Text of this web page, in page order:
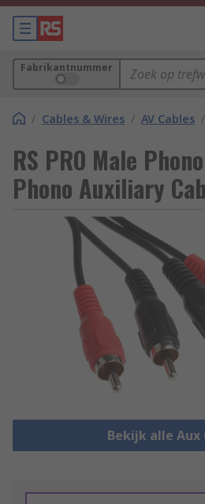
Fabrikantnummer
/ Cables & Wires / AV Cables /
RS PRO Male
Phono Auxiliary
Bekijk alle Aux